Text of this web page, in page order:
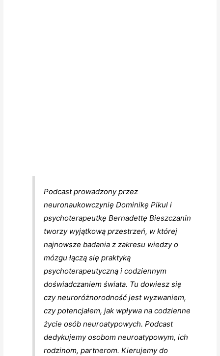
Podcast prowadzony przez
neuronaukowczynię Dominikę Pikul i
psychoterapeutkę Bernadettę Bieszczanin
tworzy wyjątkową przestrzeń, w której
najnowsze badania z zakresu wiedzy o
mózgu łączą się praktyką
psychoterapeutyczną i codziennym
doświadczaniem świata. Tu dowiesz się
czy neuroróżnorodność jest wyzwaniem,
czy potencjałem, jak wpływa na codzienne
życie osób neuroatypowych. Podcast
dedykujemy osobom neuroatypowym, ich
rodzinom, partnerom. Kierujemy do